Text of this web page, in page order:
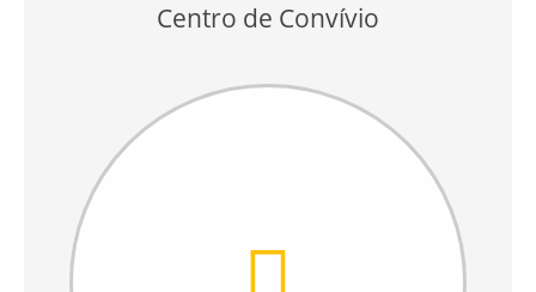
Centro de Convívio